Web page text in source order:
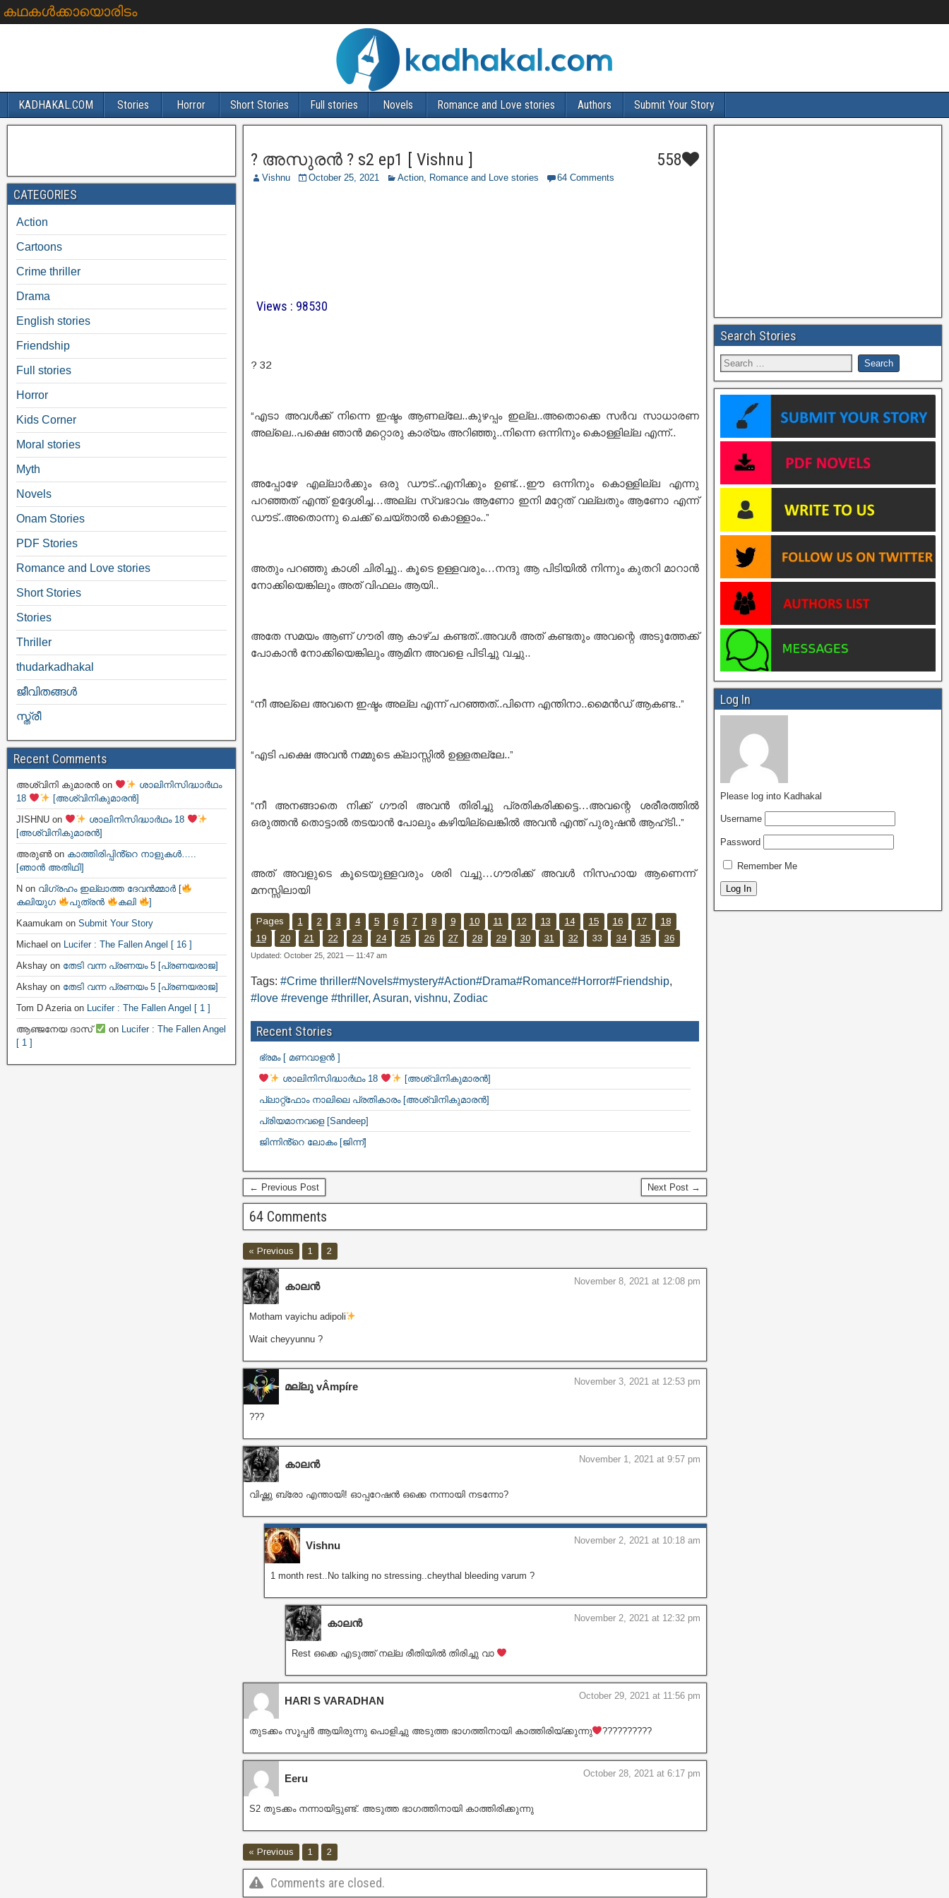
കഥകൾക്കായൊരിടം
KADHAKAL.COM Stories Horror Short Stories Full stories Novels Romance and Love stories Authors Submit Your Story
? അസുരൻ ? s2 ep1 [ Vishnu ] 558
Vishnu October 25, 2021 Action, Romance and Love stories 64 Comments
Views : 98530
? 32
“എടാ അവൾക്ക് നിന്നെ ഇഷ്ടം ആണല്ലേ..കുഴപ്പം ഇല്ല..അതൊക്കെ സർവ സാധാരണ
അല്ലെ..പക്ഷെ ഞാൻ മറ്റൊരു കാര്യം അറിഞ്ഞു..നിന്നെ ഒന്നിനും കൊള്ളില്ല എന്ന്..
അപ്പോഴേ എല്ലാർക്കും ഒരു ഡൗട്..എനിക്കും ഉണ്ട്…ഈ ഒന്നിനും കൊള്ളില്ല എന്നു
പറഞ്ഞത് എന്ത് ഉദ്ദേശിച്ച…അല്ല സ്വഭാവം ആണോ ഇനി മറ്റേത് വല്ലതും ആണോ എന്ന്
ഡൗട്..അതൊന്നു ചെക്ക് ചെയ്താൽ കൊള്ളാം..”
അതും പറഞ്ഞു കാശി ചിരിച്ചു.. കൂടെ ഉള്ളവരും…നന്ദു ആ പിടിയിൽ നിന്നും കുതറി മാറാൻ
നോക്കിയെങ്കിലും അത് വിഫലം ആയി..
അതേ സമയം ആണ് ഗൗരി ആ കാഴ്ച കണ്ടത്..അവൾ അത് കണ്ടതും അവന്റെ അടുത്തേക്ക്
പോകാൻ നോക്കിയെങ്കിലും ആമിന അവളെ പിടിച്ചു വച്ചു..
“നീ അല്ലെ അവനെ ഇഷ്ടം അല്ല എന്ന് പറഞ്ഞത്..പിന്നെ എന്തിനാ..മൈൻഡ് ആകണ്ട..”
“എടി പക്ഷെ അവൻ നമ്മുടെ ക്ലാസ്സിൽ ഉള്ളതല്ലേ..”
“നീ അനങ്ങാതെ നിക്ക് ഗൗരി അവൻ തിരിച്ചു പ്രതികരിക്കട്ടെ…അവന്റെ ശരീരത്തിൽ
ഒരുത്തൻ തൊട്ടാൽ തടയാൻ പോലും കഴിയില്ലെങ്കിൽ അവൻ എന്ത് പുരുഷൻ ആഹ്‌ടി..”
അത് അവളുടെ കൂടെയുള്ളവരും ശരി വച്ചു…ഗൗരിക്ക് അവൾ നിസഹായ ആണെന്ന്
മനസ്സിലായി
Pages 1 2 3 4 5 6 7 8 9 10 11 12 13 14 15 16 17
18
19
20 21 22 23 24 25 26 27 28 29 30 31 32 33 34 35 36
Updated: October 25, 2021 — 11:47 am
Tags: #Crime thriller#Novels#mystery#Action#Drama#Romance#Horror#Friendship,
#love #revenge #thriller, Asuran, vishnu, Zodiac
Recent Stories
ഭ്രമം [ മണവാളൻ ]
ശാലിനിസിദ്ധാർഥം 18
[അശ്വിനികുമാരൻ]
പ്ലാറ്റ്ഫോം നാലിലെ പ്രതികാരം [അശ്വിനികുമാരൻ]
പ്രിയമാനവളെ [Sandeep]
ജിന്നിൻ്റെ ലോകം [ജിന്ന്]
← Previous Post Next Post →
64 Comments
« Previous 1 2
കാലൻ November 8, 2021 at 12:08 pm
Motham vayichu adipoli
Wait cheyyunnu ?
മല്ലു vÂmpíre November 3, 2021 at 12:53 pm
???
കാലൻ November 1, 2021 at 9:57 pm
വിഷ്ണു ബ്രോ എന്തായി! ഓപ്പറേഷൻ ഒക്കെ നന്നായി നടന്നോ?
Vishnu November 2, 2021 at 10:18 am
1 month rest..No talking no stressing..cheythal bleeding varum ?
കാലൻ November 2, 2021 at 12:32 pm
Rest ഒക്കെ എടുത്ത് നല്ല രീതിയിൽ തിരിച്ചു വാ
HARI S VARADHAN October 29, 2021 at 11:56 pm
തുടക്കം സൂപ്പർ ആയിരുന്നു പൊളിച്ചു അടുത്ത ഭാഗത്തിനായി കാത്തിരിയ്ക്കുന്നു ‍??????????
Eeru October 28, 2021 at 6:17 pm
S2 തുടക്കം നന്നായിട്ടുണ്ട്. അടുത്ത ഭാഗത്തിനായി കാത്തിരിക്കുന്നു
« Previous 1 2
Comments are closed.
CATEGORIES
Action
Cartoons
Crime thriller
Drama
English stories
Friendship
Full stories
Horror
Kids Corner
Moral stories
Myth
Novels
Onam Stories
PDF Stories
Romance and Love stories
Short Stories
Stories
Thriller
thudarkadhakal
ജീവിതങ്ങള്‍
സ്ത്രീ
Recent Comments
അശ്വിനി കുമാരൻ on
ശാലിനിസിദ്ധാർഥം
18
[അശ്വിനികുമാരൻ]
JISHNU on
ശാലിനിസിദ്ധാർഥം 18
[അശ്വിനികുമാരൻ]
അരുൺon കാത്തിരിപ്പിൻ്റെ നാളുകൾ…..
[ഞാൻ അതിഥി]
N on വിഗ്രഹം ഇല്ലാത്ത ദേവൻമ്മാർ [
കലിയുഗ
പുത്രൻ കലി
]
Kaamukam on Submit Your Story
Michael on Lucifer : The Fallen Angel [ 16 ]
Akshay on തേടി വന്ന പ്രണയം 5 [പ്രണയരാജ]
Akshay on തേടി വന്ന പ്രണയം 5 [പ്രണയരാജ]
Tom D Azeriaon Lucifer : The Fallen Angel [ 1 ]
ആഞ്ജനേയ ദാസ്
on Lucifer : The Fallen Angel
[ 1 ]
Search Stories
Log In
Please log into Kadhakal
Username
Password
Remember Me